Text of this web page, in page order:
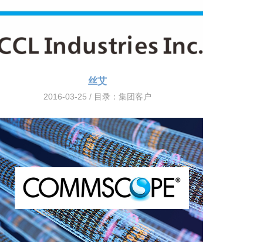
丝艾
2016-03-25 / 目录： 集团客户